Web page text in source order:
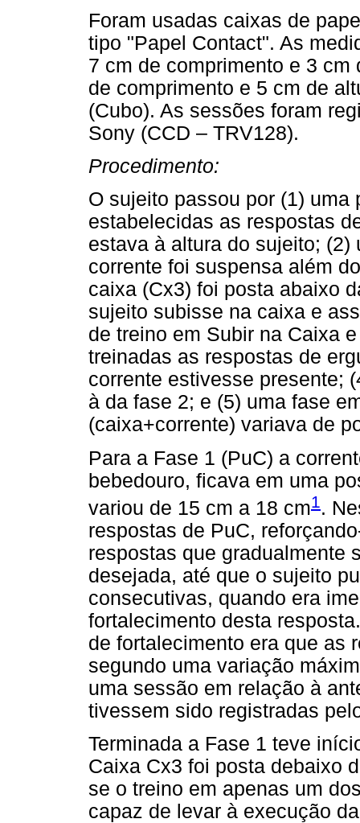
Foram usadas caixas de
tipo "Papel Contact". As
7 cm de comprimento e 3
de comprimento e 5 cm de
(Cubo). As sessões foram
Sony (CCD – TRV128).
Procedimento:
O sujeito passou por (1) uma
estabelecidas as respostas
estava à altura do sujeito;
corrente foi suspensa além
caixa (Cx3) foi posta abaixo
sujeito subisse na caixa e
de treino em Subir na Caixa
treinadas as respostas de
corrente estivesse presente;
à da fase 2; e (5) uma fase
(caixa+corrente) variava de
Para a Fase 1 (PuC) a
bebedouro, ficava em uma
variou de 15 cm a 18 cm1 .
respostas de PuC,
respostas que gradualmente
desejada, até que o sujeito
consecutivas, quando era
fortalecimento desta
de fortalecimento era que as
segundo uma variação
uma sessão em relação à
tivessem sido registradas
Terminada a Fase 1 teve
Caixa Cx3 foi posta debaixo
se o treino em apenas um
capaz de levar à execução